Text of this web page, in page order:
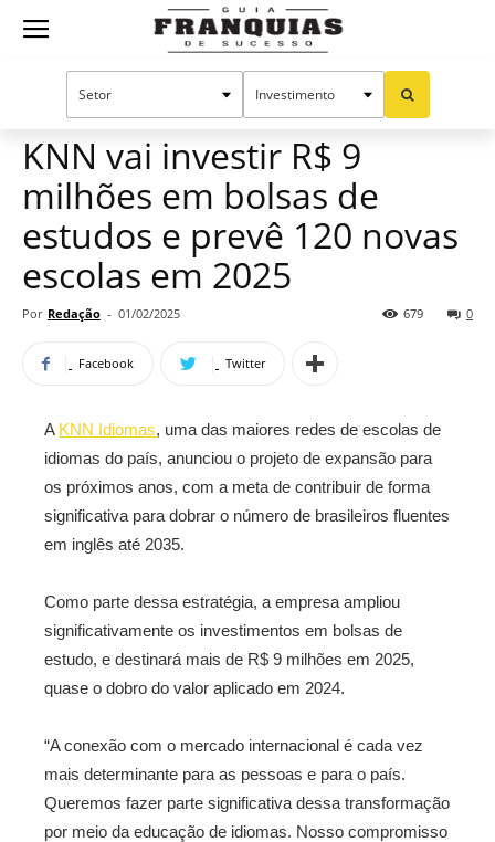
Guia
Sucesso
Mercado de franquias
KNN vai investir R$ 9
milhões em bolsas de
estudos e prevê 120 novas
escolas em 2025
Por Redação - 01/02/2025 0
679
Facebook Twitter
A KNN Idiomas, uma das maiores redes de escolas de
idiomas do país, anunciou o projeto de expansão para
os próximos anos, com a meta de contribuir de forma
significativa para dobrar o número de brasileiros fluentes
em inglês até 2035.
Como parte dessa estratégia, a empresa ampliou
significativamente os investimentos em bolsas de
estudo, e destinará mais de R$ 9 milhões em 2025,
quase o dobro do valor aplicado em 2024.
“A conexão com o mercado internacional é cada vez
mais determinante para as pessoas e para o país.
Queremos fazer parte significativa dessa transformação
por meio da educação de idiomas. Nosso compromisso